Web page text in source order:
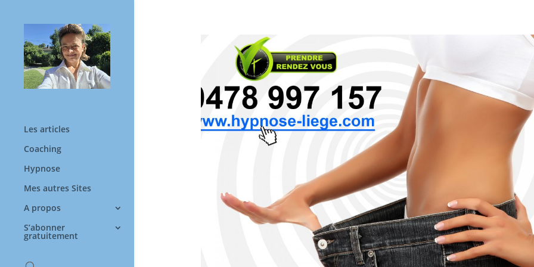
Les articles
Coaching
Hypnose
Mes autres Sites
A propos
S’abonner
gratuitement